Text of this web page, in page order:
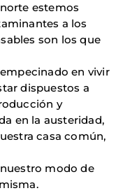
estemos
a los
son los que
en vivir
dispuestos a
y
en la austeridad,
casa común,
modo de